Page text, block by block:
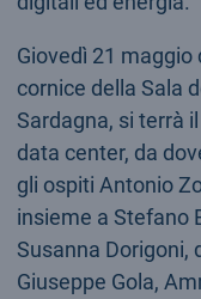
Giovedì 21 maggio
cornice della Sala
Sardagna, si terrà
data center, da
gli ospiti Antonio
insieme a Stefano
Susanna Dorigoni,
Giuseppe Gola,